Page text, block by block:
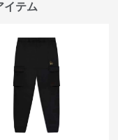
イテム